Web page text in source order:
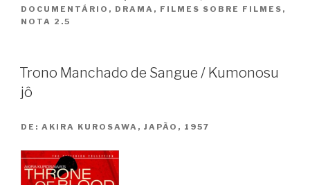
/
DOCUMENTÁRIO , DRAMA , FILMES SOBRE FILMES ,
NOTA 2.5
Trono Manchado de Sangue / Kumonosu
jô
DE: AKIRA KUROSAWA, JAPÃO, 1957